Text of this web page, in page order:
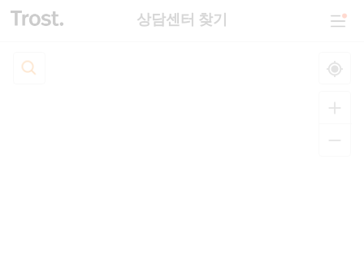
상담센터 찾기